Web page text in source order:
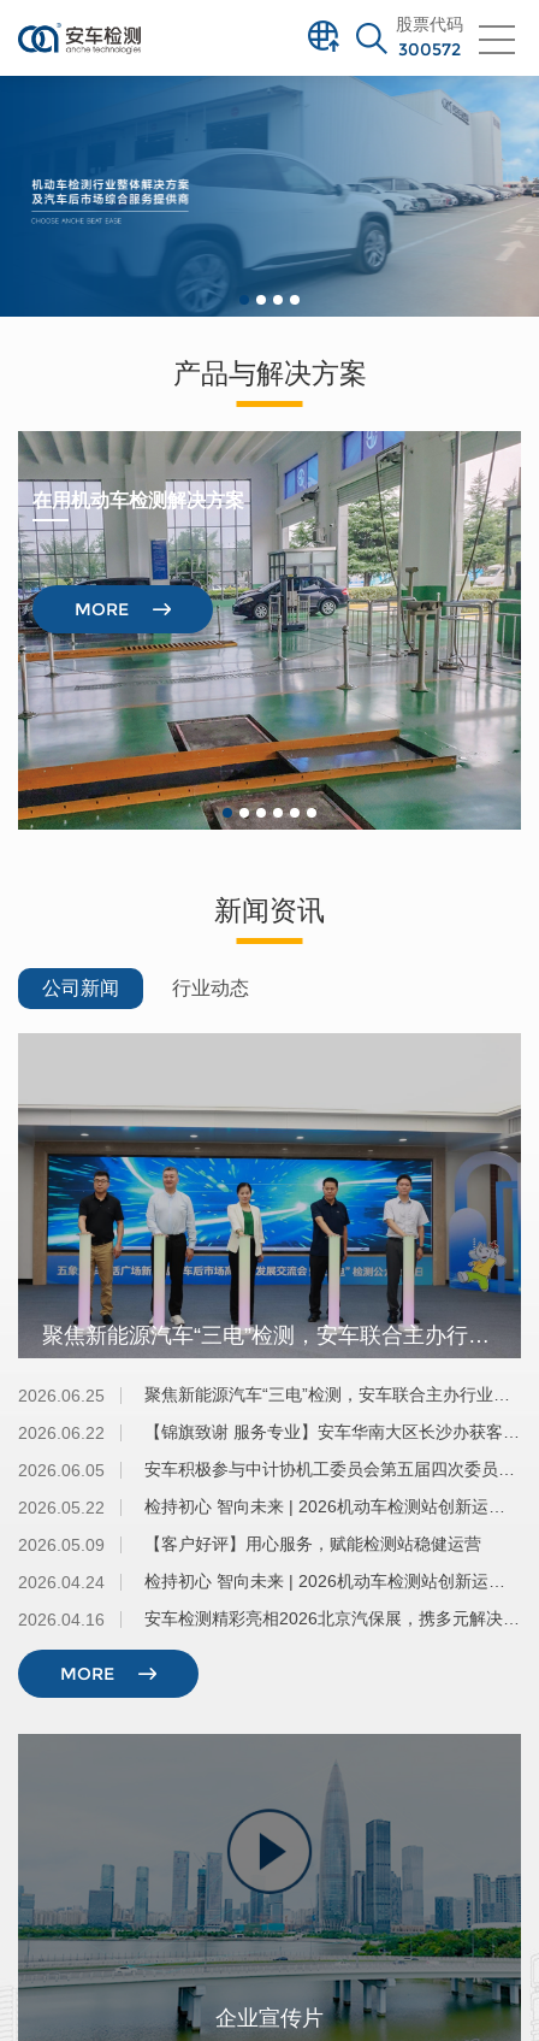
股票代码
300572
产品与解决方案
在用机动车检测解决方案
MORE
新闻资讯
公司新闻 行业动态
聚焦新能源汽车“三电”检测，安车联合主办行业高质量发展交流会
2026.06.25
2026.06.22
2026.06.05
2026.05.22
2026.05.09
【客户好评】用心服务，赋能检测站稳健运营
2026.04.24
2026.04.16
MORE
企业宣传片